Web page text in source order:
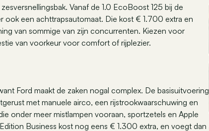
Vanaf de 1.0 EcoBoost 125 bij de
ook een achttrapsautomaat. Die kost € 1.700 extra en
van sommige van zijn concurrenten. Kiezen voor
van voorkeur voor comfort of rijplezier.
Ford maakt de zaken nogal complex. De basisuitvoering
met manuele airco, een rijstrookwaarschuwing en
onder meer mistlampen vooraan, sportzetels en Apple
Business kost nog eens € 1.300 extra, en voegt dan